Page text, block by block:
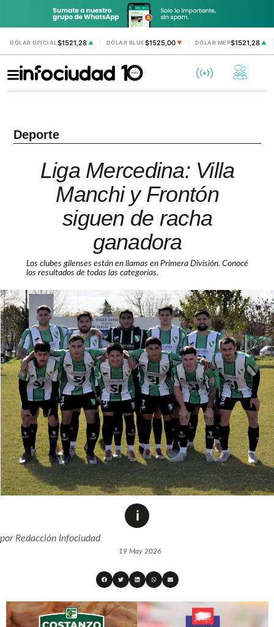
DÓLAR OFICIAL$1521,28 ▲ DÓLAR BLUE$1525,00 ▼ DÓLAR MEP$1521,28▲
Deporte
Liga Mercedina: Villa
Manchi y Frontón
siguen de racha
ganadora
Los clubes gilenses están en llamas en Primera División. Conocé
los resultados de todas las categorías.
porRedacción Infociudad
19 May 2026